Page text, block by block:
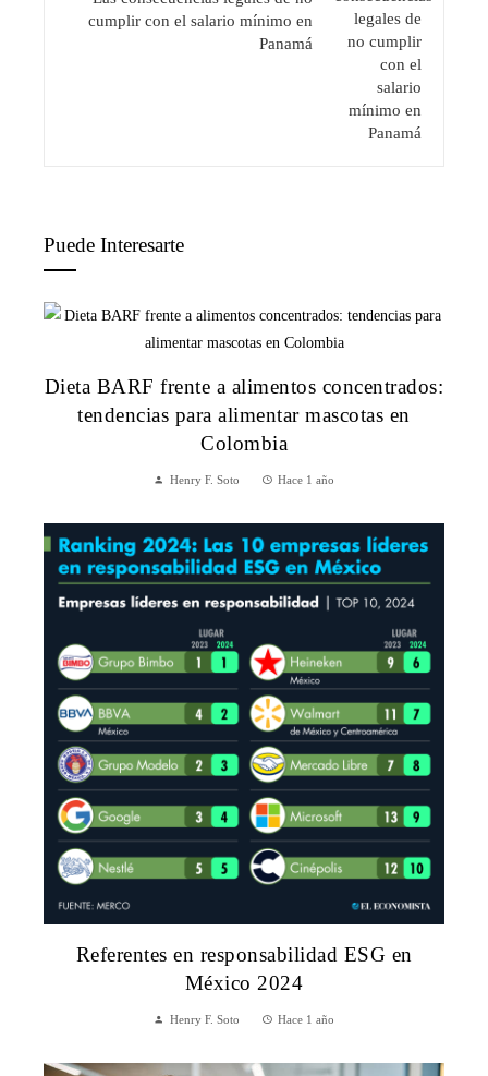
cumplir con el salario mínimo en
Panamá
Puede Interesarte
Dieta BARF frente a alimentos concentrados:
tendencias para alimentar mascotas en
Colombia
Henry F. Soto Hace 1 año
Referentes en responsabilidad ESG en
México 2024
Henry F. Soto Hace 1 año